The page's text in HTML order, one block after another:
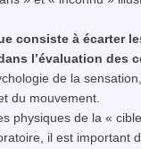
consiste à écarter
l’évaluation des
de la
du mouvement.
physiques de la «
il est